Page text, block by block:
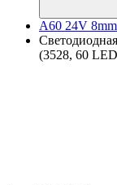
A60 24V
(3528, 60